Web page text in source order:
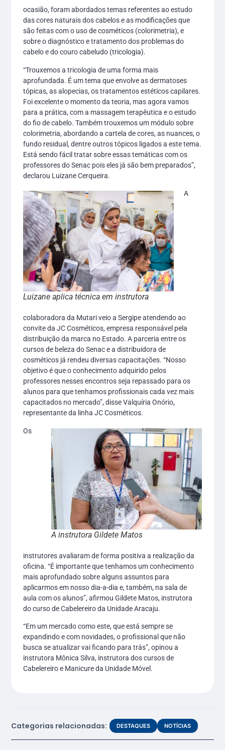
ocasião, foram abordados temas referentes ao estudo
das cores naturais dos cabelos e as modificações que
são feitas com o uso de cosméticos (colorimetria), e
sobre o diagnóstico e tratamento dos problemas do
cabelo e do couro cabeludo (tricologia).
“Trouxemos a tricologia de uma forma mais
aprofundada. É um tema que envolve as dermatoses
tópicas, as alopecias, os tratamentos estéticos capilares.
Foi excelente o momento da teoria, mas agora vamos
para a prática, com a massagem terapêutica e o estudo
do fio de cabelo. Também trouxemos um módulo sobre
colorimetria, abordando a cartela de cores, as nuances, o
fundo residual, dentre outros tópicos ligados a este tema.
Está sendo fácil tratar sobre essas temáticas com os
professores do Senac pois eles já são bem preparados”,
declarou Luizane Cerqueira.
Luizane aplica técnica em instrutora
A
colaboradora da Mutari veio a Sergipe atendendo ao
convite da JC Cosméticos, empresa responsável pela
distribuição da marca no Estado. A parceria entre os
cursos de beleza do Senac e a distribuidora de
cosméticos já rendeu diversas capacitações. “Nosso
objetivo é que o conhecimento adquirido pelos
professores nesses encontros seja repassado para os
alunos para que tenhamos profissionais cada vez mais
capacitados no mercado”, disse Valquíria Onório,
representante da linha JC Cosméticos.
A instrutora Gildete Matos
Os
instrutores avaliaram de forma positiva a realização da
oficina. “É importante que tenhamos um conhecimento
mais aprofundado sobre alguns assuntos para
aplicarmos em nosso dia-a-dia e, também, na sala de
aula com os alunos”, afirmou Gildete Matos, instrutora
do curso de Cabelereiro da Unidade Aracaju.
“Em um mercado como este, que está sempre se
expandindo e com novidades, o profissional que não
busca se atualizar vai ficando para trás”, opinou a
instrutora Mônica Silva, instrutora dos cursos de
Cabelereiro e Manicure da Unidade Móvel.
Categorias relacionadas: DESTAQUES NOTÍCIAS